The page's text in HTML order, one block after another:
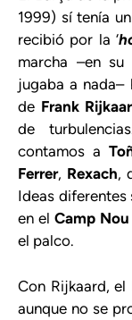
1999) sí tenía
recibió por la ‘
marcha –en
jugaba a nada–
de Frank
de
contamos a
Ferrer, Rexach,
Ideas diferentes
en el Camp Nou
el palco.
Con Rijkaard,
aunque no se